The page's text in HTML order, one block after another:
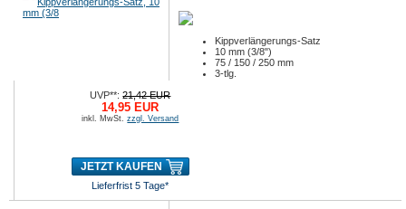
Kippverlängerungs-Satz
10 mm (3/8")
75 / 150 / 250 mm
3-tlg.
UVP**:21,42 EUR
14,95 EUR
inkl. MwSt.zzgl. Versand
JETZT KAUFEN
Lieferfrist 5 Tage*